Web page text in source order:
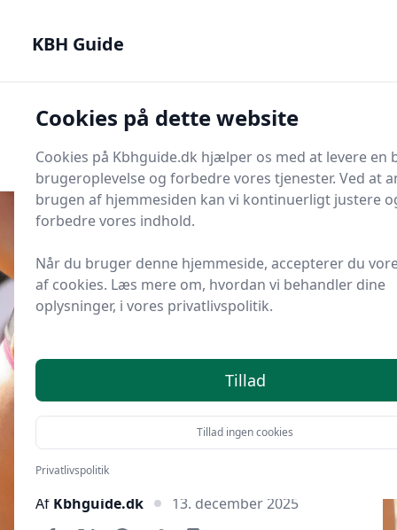
KBH Guide
Start søgning
Udgivet iKBH Sport og Motion
Hvor kan jeg spille beachvolley
Af Kbhguide.dk 13. december 2025
KBH Guide
Cookies på dette website
Cookies på Kbhguide.dk hjælper os med at levere en
brugeroplevelse og forbedre vores tjenester. Ved at
brugen af hjemmesiden kan vi kontinuerligt justere
forbedre vores indhold.
Når du bruger denne hjemmeside, accepterer du
af cookies. Læs mere om, hvordan vi behandler dine
oplysninger, i vores privatlivspolitik.
Tillad
Tillad ingen cookies
Privatlivspolitik